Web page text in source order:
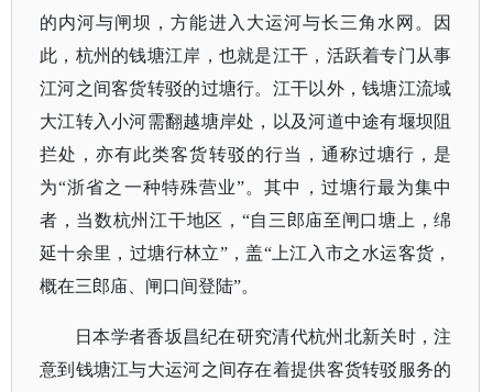
的内河与闸坝，方能进入大运河与长三角水网。因
此，杭州的钱塘江岸，也就是江干，活跃着专门从事
江河之间客货转驳的过塘行。江干以外，钱塘江流域
大江转入小河需翻越塘岸处，以及河道中途有堰坝阻
拦处，亦有此类客货转驳的行当，通称过塘行，是
为“浙省之一种特殊营业”。其中，过塘行最为集中
者，当数杭州江干地区，“自三郎庙至闸口塘上，绵
延十余里，过塘行林立”，盖“上江入市之水运客货，
概在三郎庙、闸口间登陆”。
日本学者香坂昌纪在研究清代杭州北新关时，注
意到钱塘江与大运河之间存在着提供客货转驳服务的